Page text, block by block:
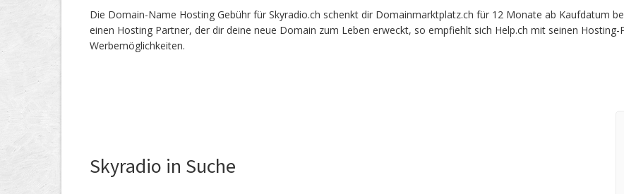
Die Domain-Name Hosting Gebühr für Skyradio.ch schenkt dir Domainmarktplatz.ch für 12 Monate ab Kaufdatum
einen Hosting Partner, der dir deine neue Domain zum Leben erweckt, so empfiehlt sich Help.ch mit seinen
Werbemöglichkeiten.
Skyradio in Suche